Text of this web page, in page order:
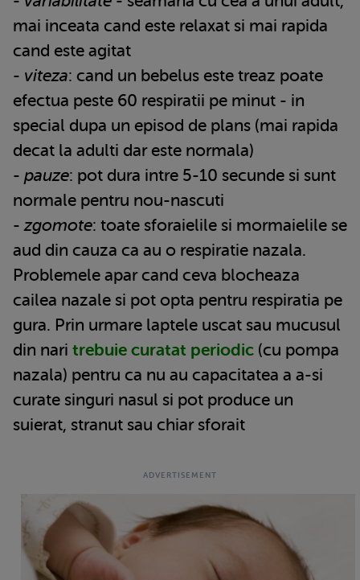
mai inceata cand este relaxat si mai rapida
cand este agitat
- viteza: cand un bebelus este treaz poate
efectua peste 60 respiratii pe minut - in
special dupa un episod de plans (mai rapida
decat la adulti dar este normala)
- pauze: pot dura intre 5-10 secunde si sunt
normale pentru nou-nascuti
- zgomote: toate sforaielile si mormaielile se
aud din cauza ca au o respiratie nazala.
Problemele apar cand ceva blocheaza
cailea nazale si pot opta pentru respiratia pe
gura. Prin urmare laptele uscat sau mucusul
din nari trebuie curatat periodic (cu pompa
nazala) pentru ca nu au capacitatea a a-si
curate singuri nasul si pot produce un
suierat, stranut sau chiar sforait